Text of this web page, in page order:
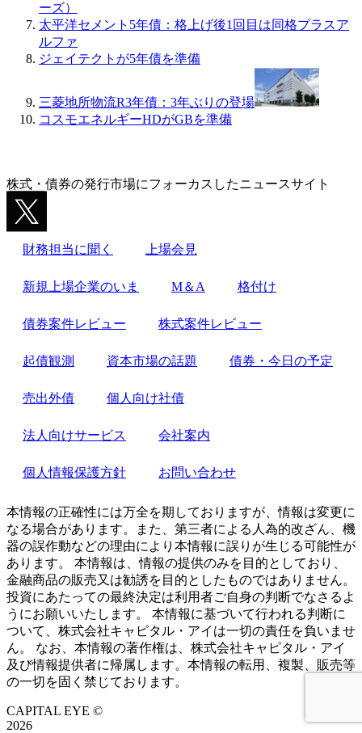
ーズ）
太平洋セメント5年債：格上げ後1回目は同格プラスア
ルファ
ジェイテクトが5年債を準備
三菱地所物流R3年債：3年ぶりの登場
コスモエネルギーHDがGBを準備
株式・債券の発行市場にフォーカスしたニュースサイト
財務担当に聞く 上場会見
新規上場企業のいま M＆A 格付け
債券案件レビュー 株式案件レビュー
起債観測 資本市場の話題 債券・今日の予定
売出外債 個人向け社債
法人向けサービス 会社案内
個人情報保護方針 お問い合わせ
本情報の正確性には万全を期しておりますが、情報は変更に
なる場合があります。また、第三者による人為的改ざん、機
器の誤作動などの理由により本情報に誤りが生じる可能性が
あります。 本情報は、情報の提供のみを目的としており、
金融商品の販売又は勧誘を目的としたものではありません。
投資にあたっての最終決定は利用者ご自身の判断でなさるよ
うにお願いいたします。 本情報に基づいて行われる判断に
ついて、株式会社キャピタル・アイは一切の責任を負いませ
ん。 なお、本情報の著作権は、株式会社キャピタル・アイ
及び情報提供者に帰属します。本情報の転用、複製、販売等
の一切を固く禁じております。
CAPITAL EYE ©
2026